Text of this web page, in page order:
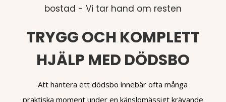
bostad - Vi tar hand om resten
TRYGG OCH KOMPLETT
HJÄLP MED DÖDSBO
Att hantera ett dödsbo innebär ofta många
praktiska moment under en känslomässigt krävande